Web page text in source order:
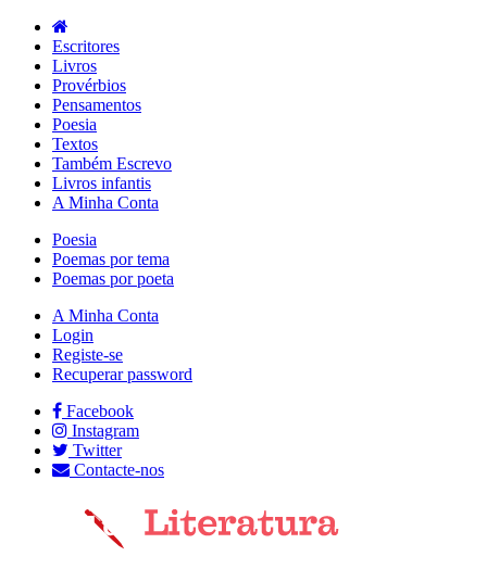
Escritores
Livros
Provérbios
Pensamentos
Poesia
Textos
Também Escrevo
Livros infantis
A Minha Conta
Poesia
Poemas por tema
Poemas por poeta
A Minha Conta
Login
Registe-se
Recuperar password
Facebook
Instagram
Twitter
Contacte-nos